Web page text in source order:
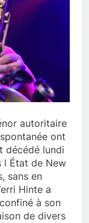
autoritaire
ont
décédé lundi
l État de New
sans en
Hinte a
à son
de divers